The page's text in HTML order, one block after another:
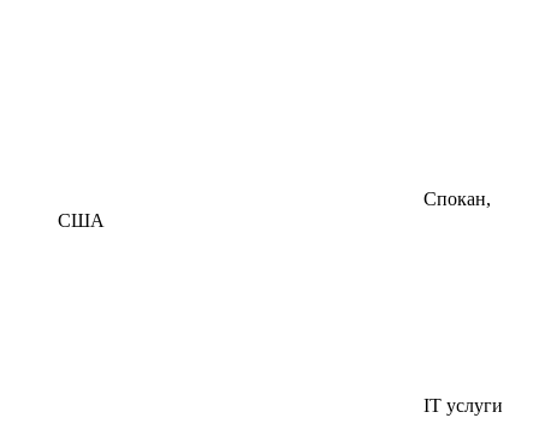
Спокан,
США
IT услуги